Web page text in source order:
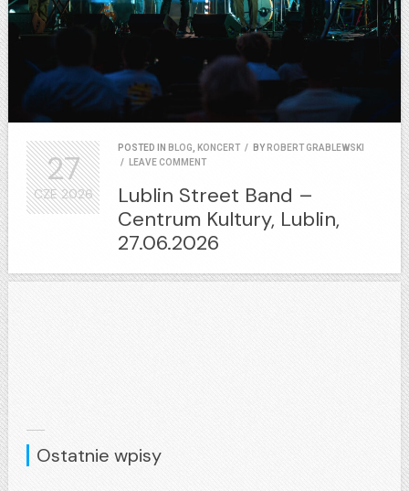
POSTED IN BLOG, KONCERT / BY ROBERT GRABLEWSKI
/
LEAVE COMMENT
Lublin Street Band –
Centrum Kultury, Lublin,
27.06.2026
27
CZE2026
Ostatnie wpisy